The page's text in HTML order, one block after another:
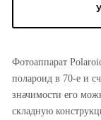
Фотоаппарат
полароид в 70-е и
значимости его
складную